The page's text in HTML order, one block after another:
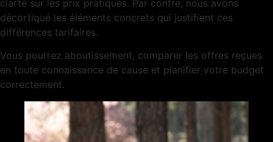
clarté sur les prix pratiqués. Par contre, nous avons
décortiqué les éléments concrets qui justifient ces
différences tarifaires.
Vous pourrez aboutissement, comparer les offres reçues
en toute connaissance de cause et planifier votre budget
correctement.